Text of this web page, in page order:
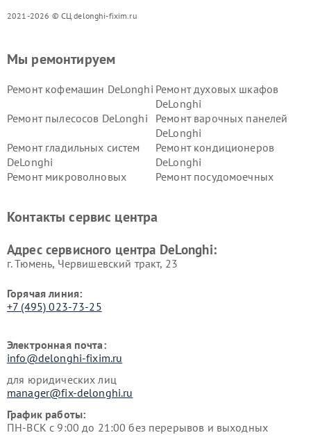
2021-2026 © СЦ delonghi-fixim.ru
Мы ремонтируем
Ремонт кофемашин DeLonghi Ремонт духовых шкафов
DeLonghi
Ремонт пылесосов DeLonghi
Ремонт варочных панелей
DeLonghi
Ремонт гладильных систем
DeLonghi
Ремонт кондиционеров
DeLonghi
Ремонт микроволновых
Ремонт посудомоечных
DeLonghi
DeLonghi
Контакты сервис центра
Адрес сервисного центра DeLonghi:
г. Тюмень, ​Червишевский тракт, 23
Горячая линия:
+7 (495) 023-73-25
Электронная почта:
info@delonghi-fixim.ru
для юридических лиц
manager@fix-delonghi.ru
График работы:
ПН-ВСК с 9:00 до 21:00 без перерывов и выходных